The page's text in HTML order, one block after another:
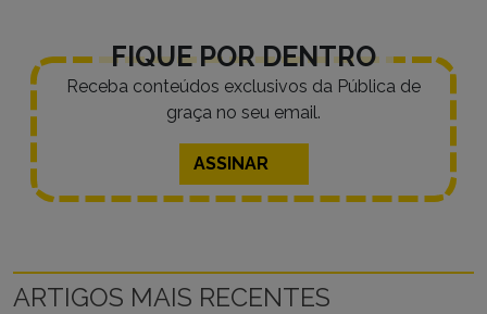
FIQUE POR DENTRO
Receba conteúdos exclusivos da Pública de
graça no seu email.
ASSINAR
ARTIGOS MAIS RECENTES